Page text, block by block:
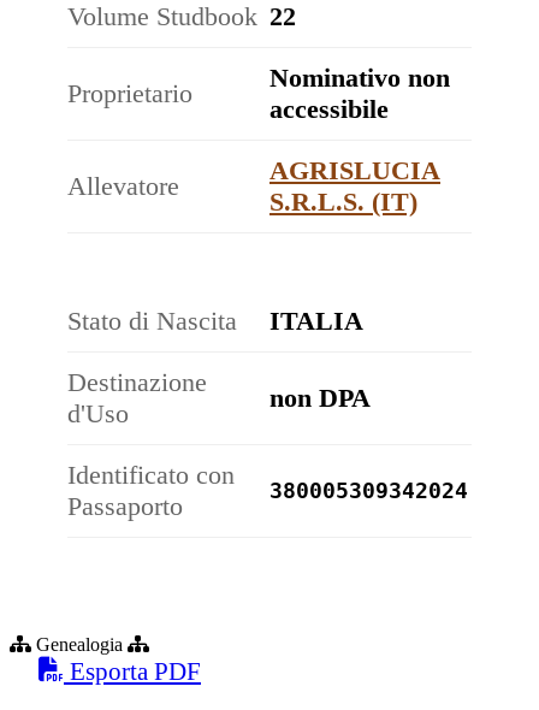
Volume Studbook 22
Proprietario
Nominativo non
accessibile
Allevatore
AGRISLUCIA
S.R.L.S. (IT)
Stato di Nascita ITALIA
Destinazione
d'Uso
non DPA
Identificato con
Passaporto
380005309342024
Genealogia
Esporta PDF